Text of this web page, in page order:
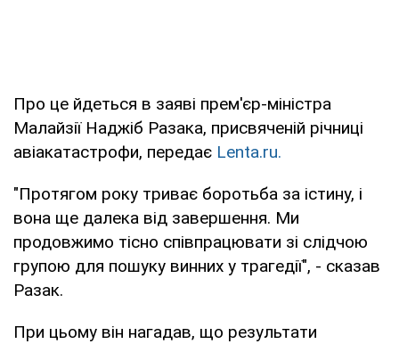
Про це йдеться в заяві прем'єр-міністра
Малайзії Наджіб Разака, присвяченій річниці
авіакатастрофи, передає Lenta.ru.
"Протягом року триває боротьба за істину, і
вона ще далека від завершення. Ми
продовжимо тісно співпрацювати зі слідчою
групою для пошуку винних у трагедії", - сказав
Разак.
При цьому він нагадав, що результати